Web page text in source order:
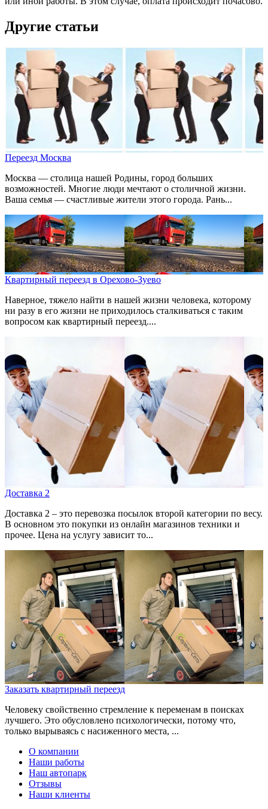
Другие статьи
Переезд Москва
Москва — столица нашей Родины, город больших
возможностей. Многие люди мечтают о столичной жизни.
Ваша семья — счастливые жители этого города. Рань...
Квартирный переезд в Орехово-Зуево
Наверное, тяжело найти в нашей жизни человека, которому
ни разу в его жизни не приходилось сталкиваться с таким
вопросом как квартирный переезд....
Доставка 2
Доставка 2 – это перевозка посылок второй категории по весу.
В основном это покупки из онлайн магазинов техники и
прочее. Цена на услугу зависит то...
Заказать квартирный переезд
Человеку свойственно стремление к переменам в поисках
лучшего. Это обусловлено психологически, потому что,
только вырываясь с насиженного места, ...
О компании
Наши работы
Наш автопарк
Отзывы
Наши клиенты